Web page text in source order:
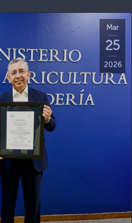
Mar
25
2026